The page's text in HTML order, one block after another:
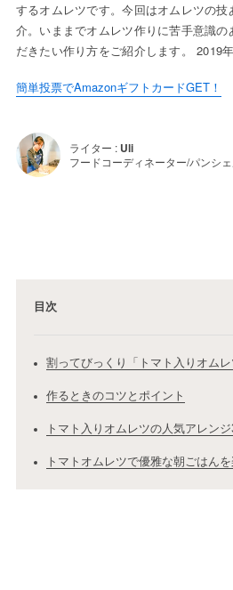
するオムレツです。今回はオムレツの
介。いままでオムレツ作りに苦手意識
だきたい作り方をご紹介します。 2019
簡単投票でAmazonギフトカードGET！
ライター : Uli
フードコーディネーター/パンシ
目次
割ってびっくり「トマト入りオム
作るときのコツとポイント
トマト入りオムレツの人気アレンジ
トマトオムレツで優雅な朝ごはん